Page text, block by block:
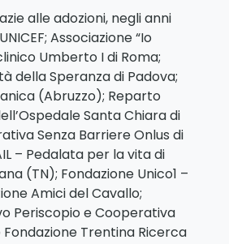
alle adozioni, negli anni
Associazione “Io
Umberto I di Roma;
della Speranza di Padova;
(Abruzzo); Reparto
Santa Chiara di
Senza Barriere Onlus di
– Pedalata per la vita di
(TN); Fondazione Unico1 –
Amici del Cavallo;
Periscopio e Cooperativa
Fondazione Trentina Ricerca